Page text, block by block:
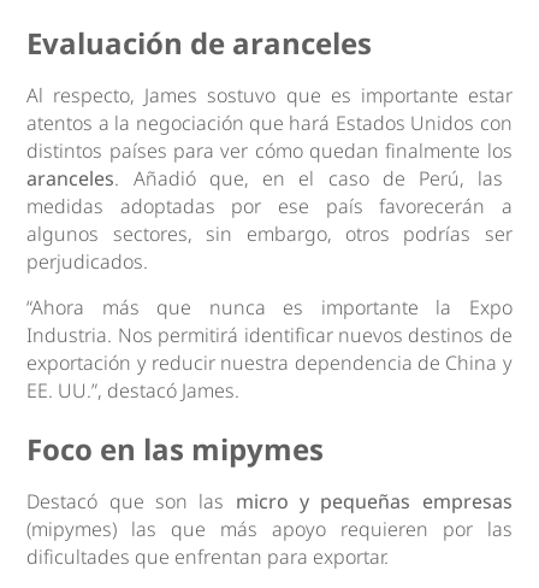
Evaluación de aranceles
Al respecto, James sostuvo que es importante estar
atentos a la negociación que hará Estados Unidos con
distintos países para ver cómo quedan finalmente los
aranceles. Añadió que, en el caso de Perú, las
medidas adoptadas por ese país favorecerán a
algunos sectores, sin embargo, otros podrías ser
perjudicados.
“Ahora más que nunca es importante la Expo
Industria. Nos permitirá identificar nuevos destinos de
exportación y reducir nuestra dependencia de China y
EE. UU.”, destacó James.
Foco en las mipymes
Destacó que son las micro y pequeñas empresas
(mipymes) las que más apoyo requieren por las
dificultades que enfrentan para exportar.